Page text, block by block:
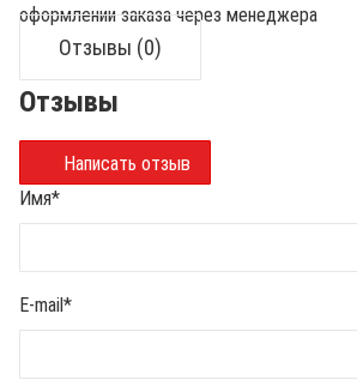
оформлении заказа через менеджера
Отзывы (0)
Отзывы
Написать отзыв
Имя*
E-mail*